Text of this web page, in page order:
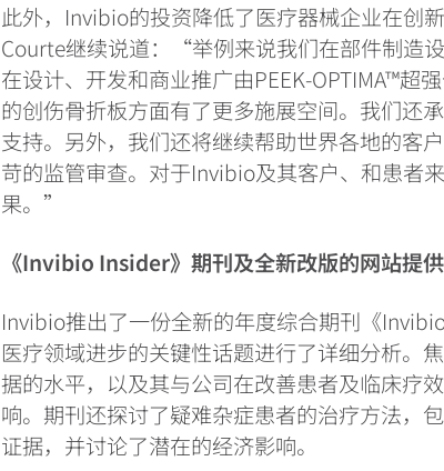
此外，Invibio的投资降低了医疗器械企业在创
Courte继续说道：“举例来说我们在部件制造
在设计、开发和商业推广由PEEK-OPTIMA™超
的创伤骨折板方面有了更多施展空间。我们还
支持。另外，我们还将继续帮助世界各地的客
苛的监管审查。对于Invibio及其客户、和患者
果。”
《Invibio Insider》期刊及全新改版的网站提
Invibio推出了一份全新的年度综合期刊《
医疗领域进步的关键性话题进行了详细分析。
据的水平，以及其与公司在改善患者及临床疗
响。期刊还探讨了疑难杂症患者的治疗方法，
证据，并讨论了潜在的经济影响。